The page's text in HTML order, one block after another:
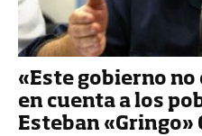
«Este gobierno
en cuenta a los
Esteban «Gringo»